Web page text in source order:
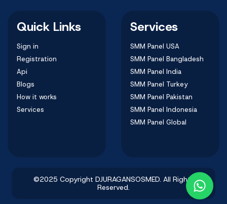
Quick Links
Sign in
Registration
Api
Blogs
How it works
Services
Services
SMM Panel USA
SMM Panel Bangladesh
SMM Panel India
SMM Panel Turkey
SMM Panel Pakistan
SMM Panel Indonesia
SMM Panel Global
©2025 Copyright DJURAGANSOSMED. All Rights
Reserved.